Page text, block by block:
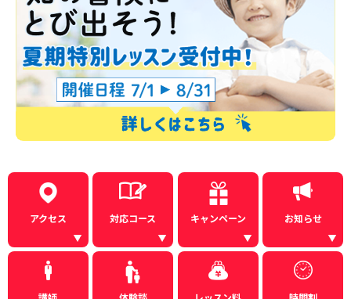
アクセス 対応コース キャンペーン お知らせ